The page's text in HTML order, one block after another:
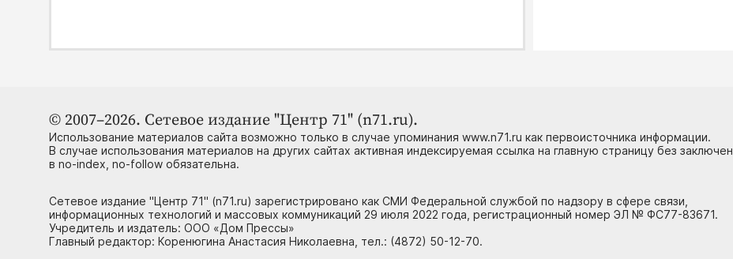
© 2007–2026. Сетевое издание "Центр 71" (n71.ru).
Использование материалов сайта возможно только в случае упоминания www.n71.ru как первоисточника информации.
В случае использования материалов на других сайтах активная индексируемая ссылка на главную страницу без
в no-index, no-follow обязательна.
Сетевое издание "Центр 71" (n71.ru) зарегистрировано как СМИ Федеральной службой по надзору в сфере связи,
информационных технологий и массовых коммуникаций 29 июля 2022 года, регистрационный номер ЭЛ № ФС77-83671.
Учредитель и издатель: ООО «Дом Прессы»
Главный редактор: Коренюгина Анастасия Николаевна, тел.: (4872) 50-12-70.